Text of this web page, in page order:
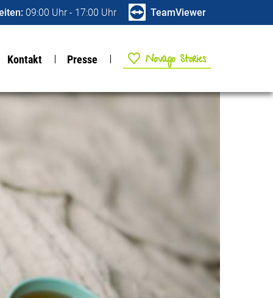
09:00 Uhr - 17:00 Uhr TeamViewer
Kontakt Presse NOVAGO Stories